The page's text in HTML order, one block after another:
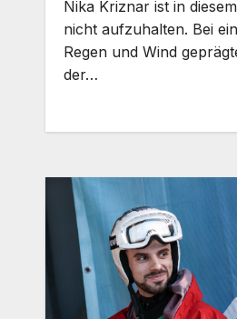
Nika Kriznar ist in
nicht aufzuhalten. Bei
Regen und Wind
der…